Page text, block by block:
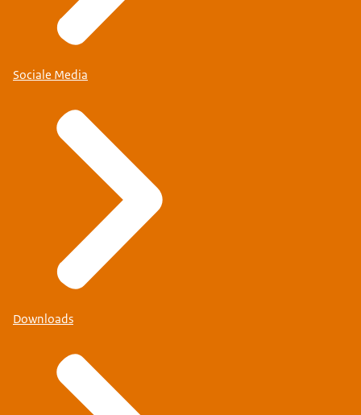
Sociale Media
Downloads